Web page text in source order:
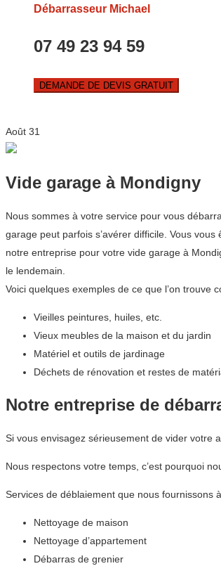
Débarrasseur Michael
07 49 23 94 59
DEMANDE DE DEVIS GRATUIT
Août 31
Vide garage à Mondigny
Nous sommes à votre service pour vous
garage peut parfois s’avérer difficile. Vous
notre entreprise pour votre vide garage à
le lendemain.
Voici quelques exemples de ce que l’on trouve
Vieilles peintures, huiles, etc.
Vieux meubles de la maison et du jardin
Matériel et outils de jardinage
Déchets de rénovation et restes de
Notre entreprise de
Si vous envisagez sérieusement de vider votre
Nous respectons votre temps, c’est pourquoi
Services de déblaiement que nous fournissons
Nettoyage de maison
Nettoyage d’appartement
Débarras de grenier